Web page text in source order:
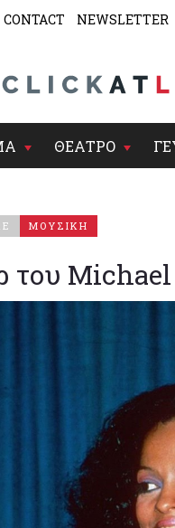
CONTACT NEWSLETTER
ΘΕΑΤΡΟ
ΜΟΥΣΙΚΗ
του